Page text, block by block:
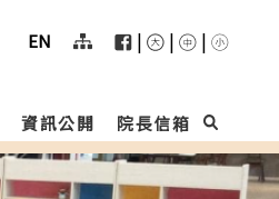
menu
EN | |
|
資訊公開 院長信箱